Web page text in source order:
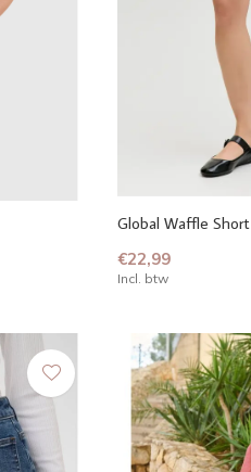
Global Waffle Short
€22,99
Incl. btw